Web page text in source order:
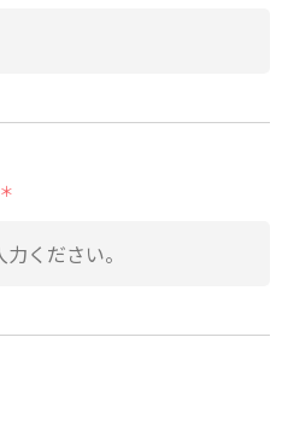
＊